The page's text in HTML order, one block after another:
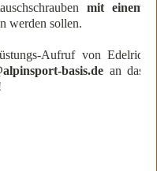
mit einem
werden sollen.
Aufruf von Edelrid
basis.de an das